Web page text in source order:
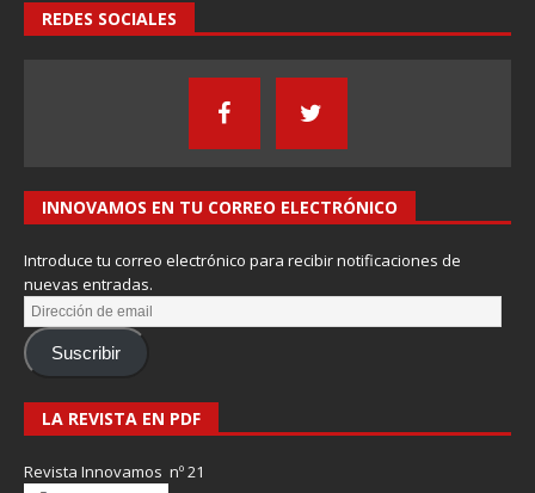
REDES SOCIALES
INNOVAMOS EN TU CORREO ELECTRÓNICO
Introduce tu correo electrónico para recibir notificaciones de
nuevas entradas.
Suscribir
LA REVISTA EN PDF
Revista Innovamos nº 21